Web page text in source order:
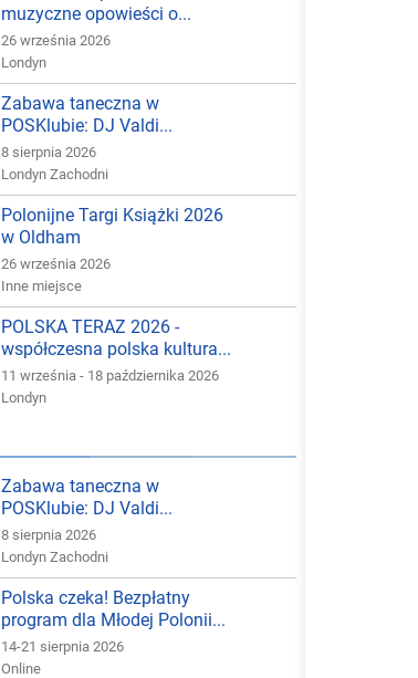
muzyczne opowieści o...
26 września 2026
Londyn
Zabawa taneczna w
POSKlubie: DJ Valdi...
8 sierpnia 2026
Londyn Zachodni
Polonijne Targi Książki 2026
w Oldham
26 września 2026
Inne miejsce
POLSKA TERAZ 2026 -
współczesna polska kultura...
11 września - 18 października 2026
Londyn
Zabawa taneczna w
POSKlubie: DJ Valdi...
8 sierpnia 2026
Londyn Zachodni
Polska czeka! Bezpłatny
program dla Młodej Polonii...
14-21 sierpnia 2026
Online